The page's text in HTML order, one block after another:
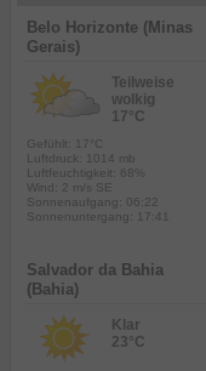
Belo Horizonte (Minas
Gerais)
Teilweise
wolkig
17°C
Gefühlt: 17°C
Luftdruck: 1014 mb
Luftfeuchtigkeit: 68%
Wind: 2 m/s SE
Sonnenaufgang: 06:22
Sonnenuntergang: 17:41
Salvador da Bahia
(Bahia)
Klar
23°C